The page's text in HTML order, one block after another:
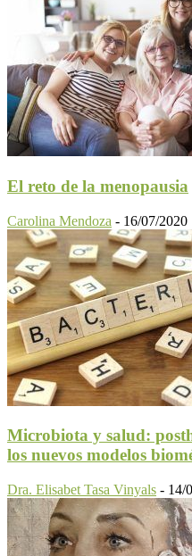
El reto de la menopausia
Carolina Mendoza - 16/07/2020
Microbiota y salud:
los nuevos modelos
Dra. Elisabet Tasa Vinyals - 14/